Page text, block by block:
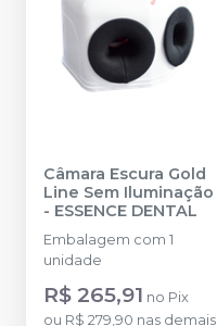
Câmara Escura Gold
Line Sem Iluminação
- ESSENCE DENTAL
Embalagem com 1
unidade
R$ 265,91 no Pix
ou R$ 279,90 nas demais